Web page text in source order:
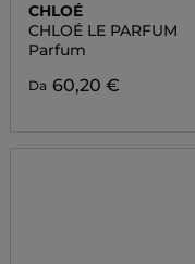
CHLOÉ
CHLOÉ LE PARFUM
Parfum
Da 60,20 €